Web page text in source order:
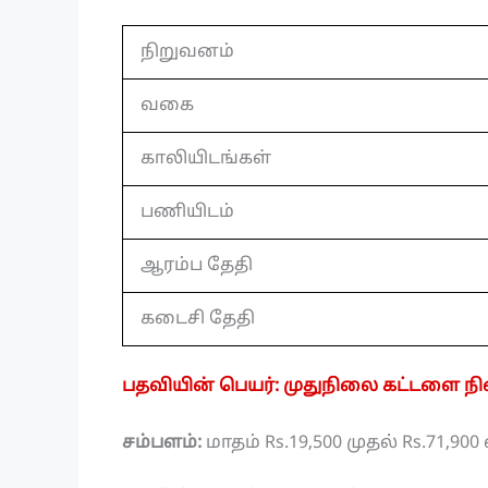
நிறுவனம்
வகை
காலியிடங்கள்
பணியிடம்
ஆரம்ப தேதி
கடைசி தேதி
பதவியின் பெயர்: முதுநிலை கட்டளை
சம்பளம்: மாதம் Rs.19,500 முதல்